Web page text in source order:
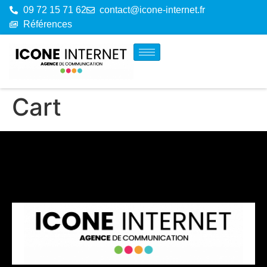
09 72 15 71 62
contact@icone-internet.fr
Références
Cart